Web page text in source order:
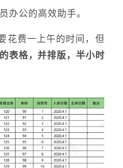
办公的高效助手。
花费一上午的时间，但
表格，并排版，半小时